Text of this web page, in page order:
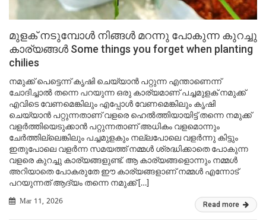
മുളക് നടുമ്പോൾ നിങ്ങൾ മറന്നു പോകുന്ന കുറച്ചു
കാര്യങ്ങൾ Some things you forget when planting
chilies
നമുക്ക് പെട്ടെന്ന് കൃഷി ചെയ്യാൻ പറ്റുന്ന എന്താണെന്ന്
ചോദിച്ചാൽ തന്നെ പറയുന്ന ഒരു കാര്യമാണ് പച്ചമുളക് നമുക്ക്
എവിടെ വേണമെങ്കിലും എപ്പോൾ വേണമെങ്കിലും കൃഷി
ചെയ്യാൻ പറ്റുന്നതാണ് വളരെ ഹെൽത്തിയായിട്ട് തന്നെ നമുക്ക്
വളർത്തിയെടുക്കാൻ പറ്റുന്നതാണ് അധികം വളമൊന്നും
ചേർത്തില്ലെങ്കിലും പച്ചമുളകും നല്ലപോലെ വളർന്നു കിട്ടും
ഇതുപോലെ വളർന്ന സമയത്ത് നമ്മൾ ശ്രദ്ധിക്കാതെ പോകുന്ന
വളരെ കുറച്ചു കാര്യങ്ങളുണ്ട്. ആ കാര്യങ്ങളൊന്നും നമ്മൾ
അറിയാതെ പോകരുതേ ഈ കാര്യങ്ങളാണ് നമ്മൾ എന്നോട്
പറയുന്നത് ആദ്യം തന്നെ നമുക്ക് […]
Mar 11, 2026 Read more